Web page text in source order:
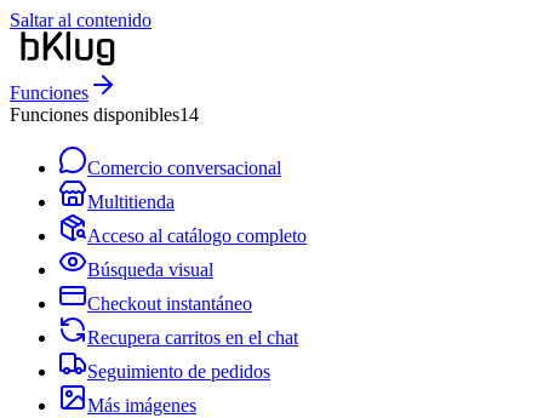
Saltar al contenido
Funciones
Funciones disponibles14
Comercio conversacional
Multitienda
Acceso al catálogo completo
Búsqueda visual
Checkout instantáneo
Recupera carritos en el chat
Seguimiento de pedidos
Más imágenes